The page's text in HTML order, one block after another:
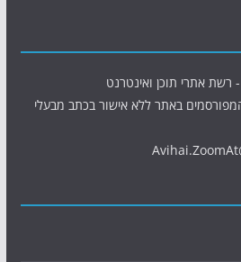
רשת אתרי תוכן ואינטרנט
באתר ללא אישור בכתב מבעלי